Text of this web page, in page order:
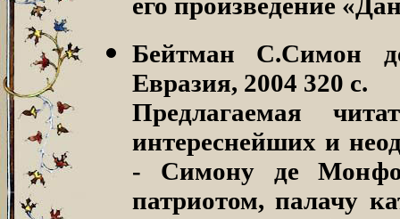
Бейтман С.Симон
Евразия, 2004 320 с.
Предлагаемая
интереснейших и
- Симону де
патриотом, палачу